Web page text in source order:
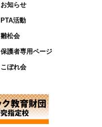
お知らせ
PTA活動
雛松会
保護者専用ページ
こぼれ会